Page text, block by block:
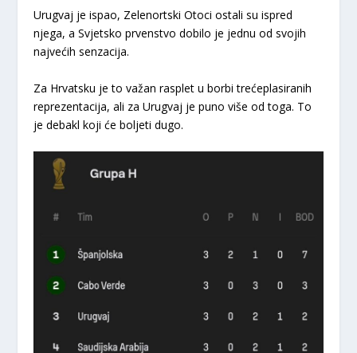
Urugvaj je ispao, Zelenortski Otoci ostali su ispred
njega, a Svjetsko prvenstvo dobilo je jednu od svojih
najvećih senzacija.
Za Hrvatsku je to važan rasplet u borbi trećeplasiranih
reprezentacija, ali za Urugvaj je puno više od toga. To
je debakl koji će boljeti dugo.